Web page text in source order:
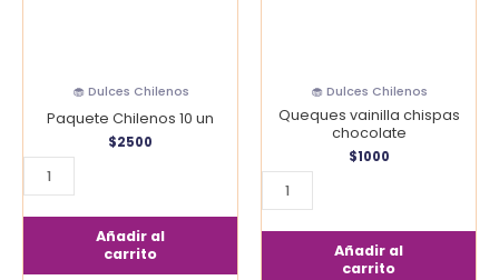
🧁 Dulces Chilenos
Paquete Chilenos 10 un
$2500
Añadir al
carrito
🧁 Dulces Chilenos
Queques vainilla chispas
chocolate
$1000
Añadir al
carrito